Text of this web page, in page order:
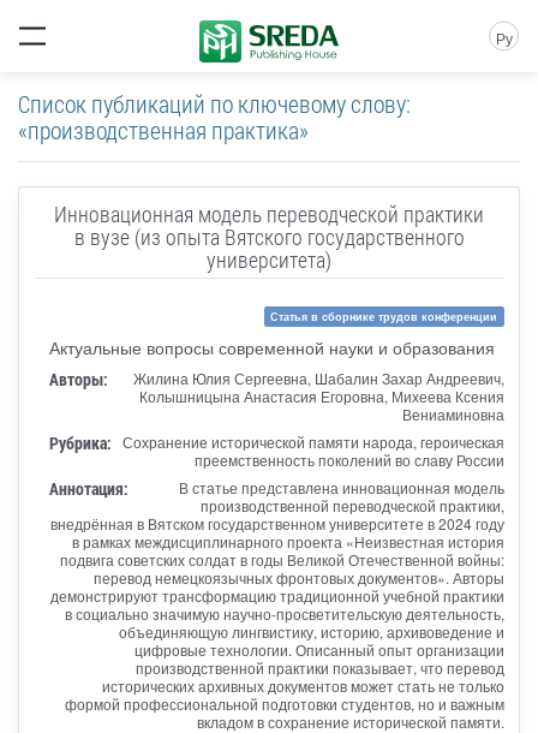
Ру
Список публикаций по ключевому слову:
«производственная практика»
Инновационная модель переводческой практики
в вузе (из опыта Вятского государственного
университета)
Статья в сборнике трудов конференции
Актуальные вопросы современной науки и образования
Авторы:
Жилина Юлия Сергеевна, Шабалин Захар Андреевич,
Колышницына Анастасия Егоровна, Михеева Ксения
Вениаминовна
Рубрика: Сохранение исторической памяти народа, героическая
преемственность поколений во славу России
Аннотация:
В статье представлена инновационная модель
производственной переводческой практики,
внедрённая в Вятском государственном университете в 2024 году
в рамках междисциплинарного проекта «Неизвестная история
подвига советских солдат в годы Великой Отечественной войны:
перевод немецкоязычных фронтовых документов». Авторы
демонстрируют трансформацию традиционной учебной практики
в социально значимую научно-просветительскую деятельность,
объединяющую лингвистику, историю, архивоведение и
цифровые технологии. Описанный опыт организации
производственной практики показывает, что перевод
исторических архивных документов может стать не только
формой профессиональной подготовки студентов, но и важным
вкладом в сохранение исторической памяти.